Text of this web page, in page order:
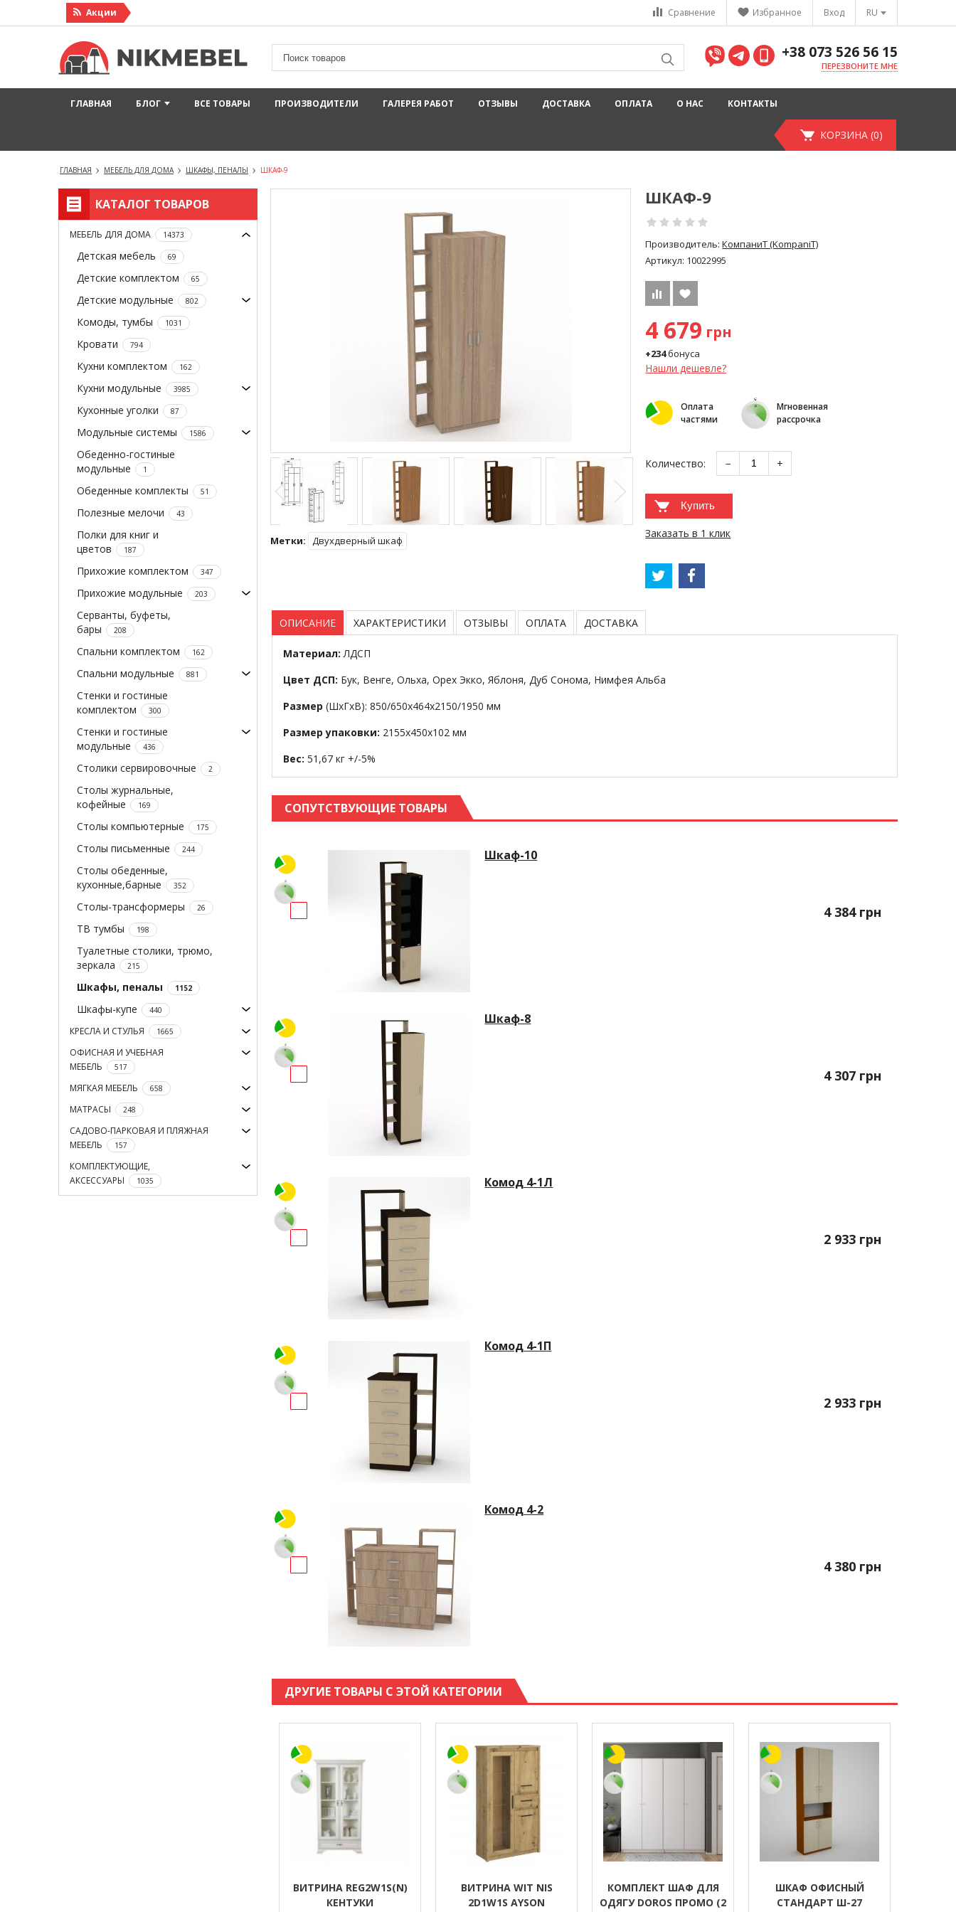
Акции RU
Вход
Избранное
Сравнение
+38 073 526 56 15
ПЕРЕЗВОНИТЕ МНЕ
ГЛАВНАЯ БЛОГ ВСЕ ТОВАРЫ ПРОИЗВОДИТЕЛИ ГАЛЕРЕЯ РАБОТ ОТЗЫВЫ ДОСТАВКА ОПЛАТА О НАС КОНТАКТЫ
КОРЗИНА (0)
ГЛАВНАЯ МЕБЕЛЬ ДЛЯ ДОМА ШКАФЫ, ПЕНАЛЫ ШКАФ-9
КАТАЛОГ ТОВАРОВ
МЕБЕЛЬ ДЛЯ ДОМА 14373
Детская мебель 69
Детские комплектом 65
Детские модульные 802
Комоды, тумбы 1031
Кровати 794
Кухни комплектом 162
Кухни модульные 3985
Кухонные уголки 87
Модульные системы 1586
Обеденно-гостиные
модульные
1
Обеденные комплекты 51
Полезные мелочи 43
Полки для книг и
цветов
187
Прихожие комплектом 347
Прихожие модульные 203
Серванты, буфеты,
бары
208
Спальни комплектом 162
Спальни модульные 881
Стенки и гостиные
комплектом
300
Стенки и гостиные
модульные
436
Столики сервировочные 2
Столы журнальные,
кофейные
169
Столы компьютерные 175
Столы письменные 244
Столы обеденные,
кухонные,барные
352
Столы-трансформеры 26
ТВ тумбы 198
Туалетные столики, трюмо,
зеркала
215
Шкафы, пеналы 1152
Шкафы-купе 440
КРЕСЛА И СТУЛЬЯ 1665
ОФИСНАЯ И УЧЕБНАЯ
МЕБЕЛЬ
517
МЯГКАЯ МЕБЕЛЬ 658
МАТРАСЫ 248
САДОВО-ПАРКОВАЯ И ПЛЯЖНАЯ
МЕБЕЛЬ
157
КОМПЛЕКТУЮЩИЕ,
АКСЕССУАРЫ
1035
Метки: Двухдверный шкаф
ШКАФ-9
Производитель:КомпаниТ (KompaniT)
Артикул: 10022995
4 679 грн
+234бонуса
Нашли дешевле?
Оплата
частями
Мгновенная
рассрочка
Количество: − +
Купить
Заказать в 1 клик
ОПИСАНИЕ ХАРАКТЕРИСТИКИ ОТЗЫВЫ ОПЛАТА ДОСТАВКА
Материал:ЛДСП
Цвет ДСП: Бук, Венге, Ольха, Орех Экко, Яблоня, Дуб Сонома, Нимфея Альба
Размер (ШхГхВ): 850/650х464х2150/1950 мм
Размер упаковки: 2155x450x102 мм
Вес: 51,67 кг +/-5%
СОПУТСТВУЮЩИЕ ТОВАРЫ
Шкаф-10
4 384 грн
Шкаф-8
4 307 грн
Комод 4-1Л
2 933 грн
Комод 4-1П
2 933 грн
Комод 4-2
4 380 грн
ДРУГИЕ ТОВАРЫ С ЭТОЙ КАТЕГОРИИ
ВИТРИНА REG2W1S(N)
КЕНТУКИ
ВИТРИНА WIT NIS
2D1W1S AYSON
КОМПЛЕКТ ШАФ ДЛЯ
ОДЯГУ DOROS ПРОМО (2
ШКАФ ОФИСНЫЙ
СТАНДАРТ Ш-27